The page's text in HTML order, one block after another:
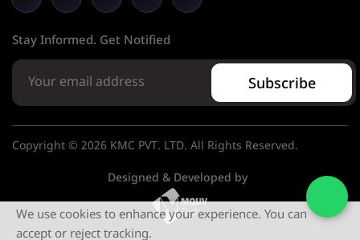
Stay Informed. Get Notified
Subscribe
Copyright © 2026 KMC PVT. LTD. All Rights Reserved.
Designed & Developed by
We use cookies to enhance your experience. You can
accept or reject tracking.